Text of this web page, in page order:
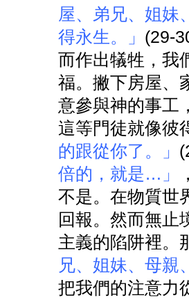
屋、弟兄、姐妹
得永生。」 (29-
而作出犠牲，我
福。撇下房屋、
意參與神的事工
這等門徒就像彼
的跟從你了。」
倍的，就是…」
不是。在物質世
回報。然而無止
主義的陷阱裡。
兄、姐妹、母親
把我們的注意力